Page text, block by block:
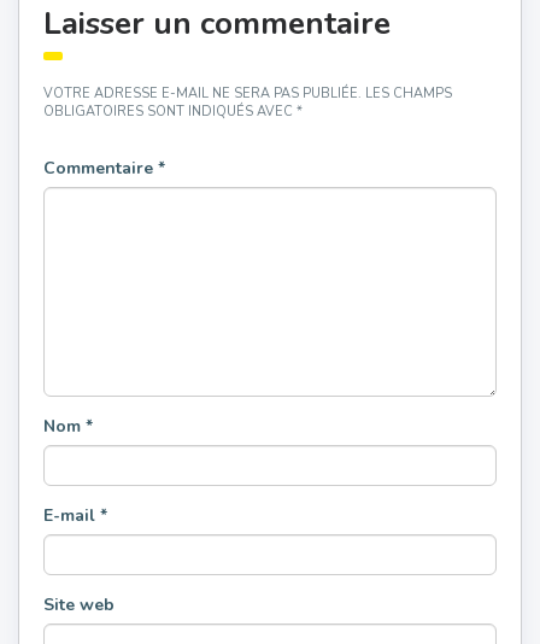
Laisser un commentaire
VOTRE ADRESSE E-MAIL NE SERA PAS PUBLIÉE. LES CHAMPS
OBLIGATOIRES SONT INDIQUÉS AVEC *
Commentaire *
Nom *
E-mail *
Site web